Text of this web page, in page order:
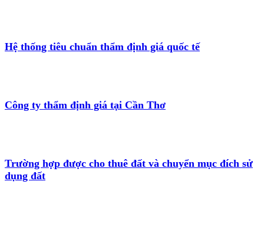
Hệ thống tiêu chuẩn thẩm định giá quốc tế
Công ty thẩm định giá tại Cần Thơ
Trường hợp được cho thuê đất và chuyển mục đích sử
dụng đất